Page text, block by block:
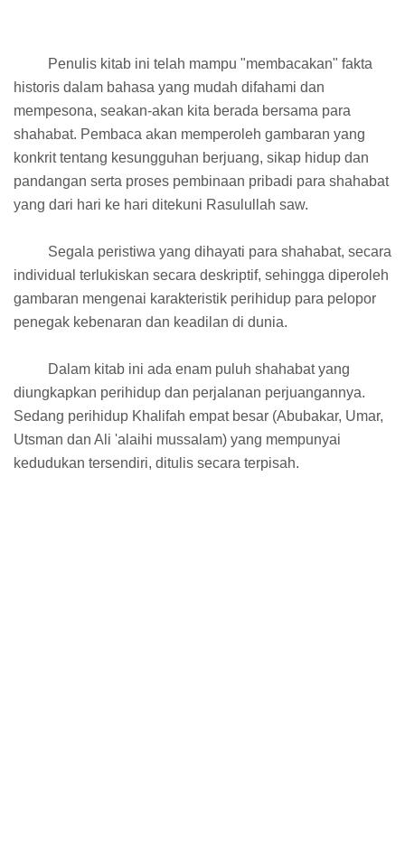
Penulis kitab ini telah mampu "membacakan" fakta
historis dalam bahasa yang mudah difahami dan
mempesona, seakan-akan kita berada bersama para
shahabat. Pembaca akan memperoleh gambaran yang
konkrit tentang kesungguhan berjuang, sikap hidup dan
pandangan serta proses pembinaan pribadi para shahabat
yang dari hari ke hari ditekuni Rasulullah saw.
Segala peristiwa yang dihayati para shahabat, secara
individual terlukiskan secara deskriptif, sehingga diperoleh
gambaran mengenai karakteristik perihidup para pelopor
penegak kebenaran dan keadilan di dunia.
Dalam kitab ini ada enam puluh shahabat yang
diungkapkan perihidup dan perjalanan perjuangannya.
Sedang perihidup Khalifah empat besar (Abubakar, Umar,
Utsman dan Ali 'alaihi mussalam) yang mempunyai
kedudukan tersendiri, ditulis secara terpisah.